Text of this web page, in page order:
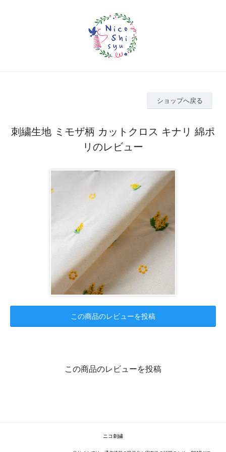
ショップへ戻る
刺繍生地 ミモザ柄 カットクロス キナリ 綿ポ
リのレビュー
この商品のレビューを投稿
この商品のレビューを投稿
ニコ刺繍